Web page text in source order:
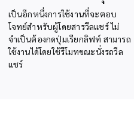
เป็นอีกหนึ่งการใช้งานที่จะตอบ
โจทย์สำหรับผู้โดยสารวีลแชร์ ไม่
จำเป็นต้องกดปุ่มเรียกลิฟท์ สามารถ
ใช้งานได้โดยใช้รีโมทขณะนั่งรถวีล
แชร์